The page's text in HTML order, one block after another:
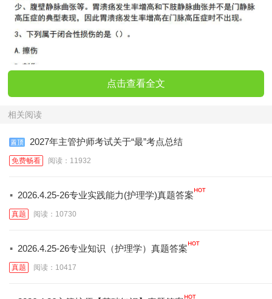
点击查看全文
相关阅读
2027年主管护师考试关于“最”考点总结
免费畅看 阅读：11932
· 2026.4.25-26专业实践能力(护理学)真题答案
真题 阅读：10730
· 2026.4.25-26专业知识（护理学）真题答案
真题 阅读：10417